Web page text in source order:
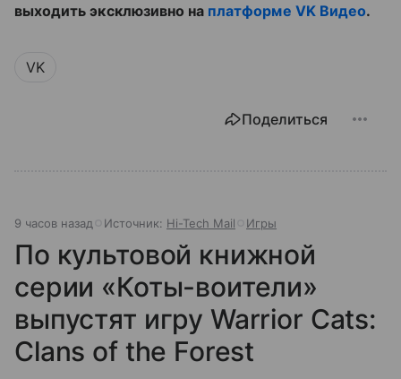
выходить эксклюзивно на платформе VK Видео.
VK
Поделиться
9 часов назад Источник: Hi-Tech Mail Игры
По культовой книжной
серии «Коты-воители»
выпустят игру Warrior Cats:
Clans of the Forest